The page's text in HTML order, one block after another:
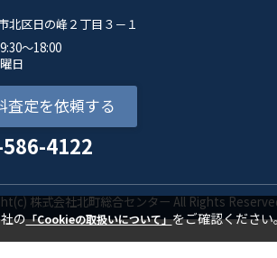
北区日の峰２丁目３－１
～18:00
日
査定を依頼する
4122
株式会社北町総合センター All Rights
の「Cookieの取扱いについて」をご確認ください